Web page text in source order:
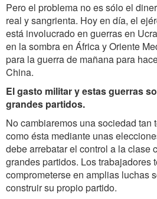
Pero el problema no es sólo el
real y sangrienta. Hoy en día, el
está involucrado en guerras en
en la sombra en África y Oriente
para la guerra de mañana para
China.
El gasto militar y estas guerras
grandes partidos.
No cambiaremos una sociedad tan
como ésta mediante unas
debe arrebatar el control a la clase
grandes partidos. Los trabajadores
comprometerse en amplias luchas
construir su propio partido.